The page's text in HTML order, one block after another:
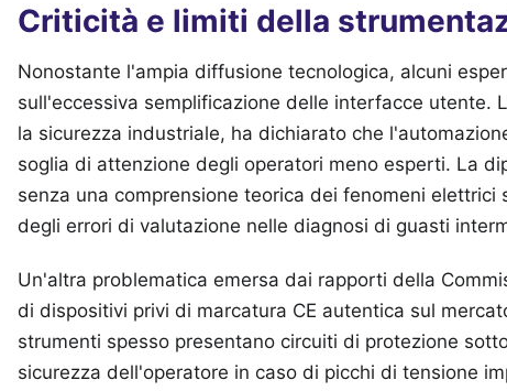
Criticità e limiti della
Nonostante l'ampia diffusione tecnologica, alcuni
sull'eccessiva semplificazione delle interfacce utente.
la sicurezza industriale, ha dichiarato che
soglia di attenzione degli operatori meno esperti. La
senza una comprensione teorica dei fenomeni
degli errori di valutazione nelle diagnosi di guasti
Un'altra problematica emersa dai rapporti della
di dispositivi privi di marcatura CE autentica sul
strumenti spesso presentano circuiti di protezione
sicurezza dell'operatore in caso di picchi di tensione